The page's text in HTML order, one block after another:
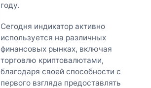
году.
Сегодня индикатор активно
используется на различных
финансовых рынках, включая
торговлю криптовалютами,
благодаря своей способности с
первого взгляда предоставлять